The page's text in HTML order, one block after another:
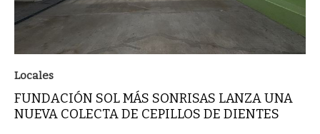
Locales
FUNDACIÓN SOL MÁS SONRISAS LANZA UNA
NUEVA COLECTA DE CEPILLOS DE DIENTES